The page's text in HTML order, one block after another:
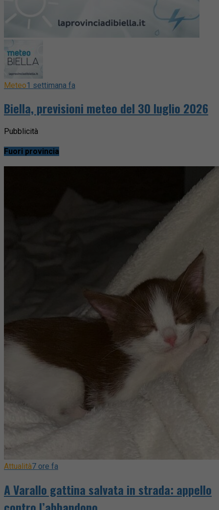
Meteo1 settimana fa
Biella, previsioni meteo del 30 luglio 2026
Pubblicità
Fuori provincia
Attualità7 ore fa
A Varallo gattina salvata in strada: appello